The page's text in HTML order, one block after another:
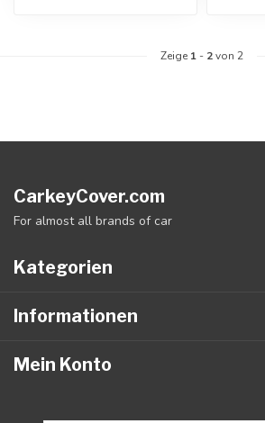
Zeige 1 - 2von 2
CarkeyCover.com
For almost all brands of car
Kategorien
Informationen
Mein Konto